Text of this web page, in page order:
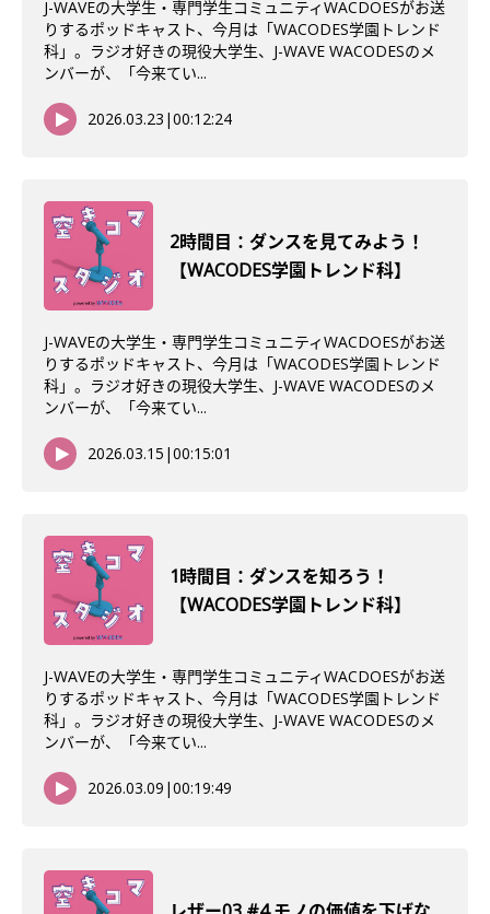
J-WAVEの大学生・専門学生コミュニティWACDOESがお送
りするポッドキャスト、今月は「WACODES学園トレンド
科」。ラジオ好きの現役大学生、J-WAVE WACODESのメ
ンバーが、「今来てい...
2026.03.23 |00:12:24
2時間目：ダンスを見てみよう！
【WACODES学園トレンド科】
J-WAVEの大学生・専門学生コミュニティWACDOESがお送
りするポッドキャスト、今月は「WACODES学園トレンド
科」。ラジオ好きの現役大学生、J-WAVE WACODESのメ
ンバーが、「今来てい...
2026.03.15 |00:15:01
1時間目：ダンスを知ろう！
【WACODES学園トレンド科】
J-WAVEの大学生・専門学生コミュニティWACDOESがお送
りするポッドキャスト、今月は「WACODES学園トレンド
科」。ラジオ好きの現役大学生、J-WAVE WACODESのメ
ンバーが、「今来てい...
2026.03.09 |00:19:49